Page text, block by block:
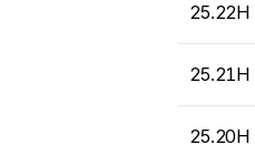
25.22H
25.21H
25.20H